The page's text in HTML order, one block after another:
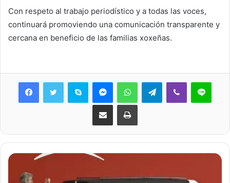
Con respeto al trabajo periodístico y a todas las voces,
continuará promoviendo una comunicación transparente y
cercana en beneficio de las familias xoxeñas.
Skype MessengerWhatsAppTelegramViber Line
Share via Email Print